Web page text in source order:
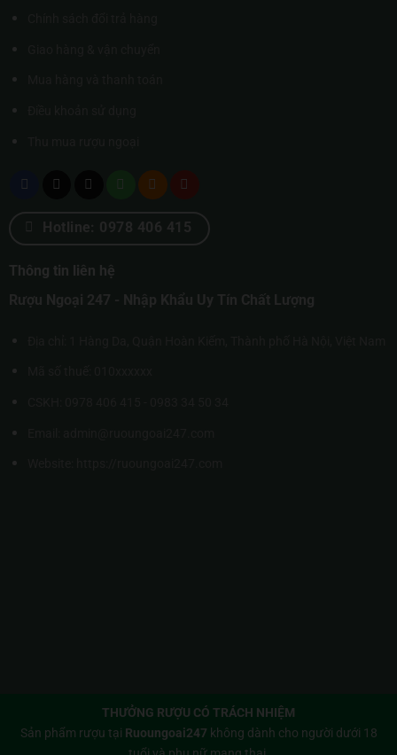
Hotline: 0978 406 415
Thông tin liên hệ
Rượu Ngoại 247 - Nhập Khẩu Uy Tín Chất Lượng
THƯỞNG RƯỢU CÓ TRÁCH NHIỆM
Sản phẩm rượu tại Ruoungoai247 không dành cho người dưới 18